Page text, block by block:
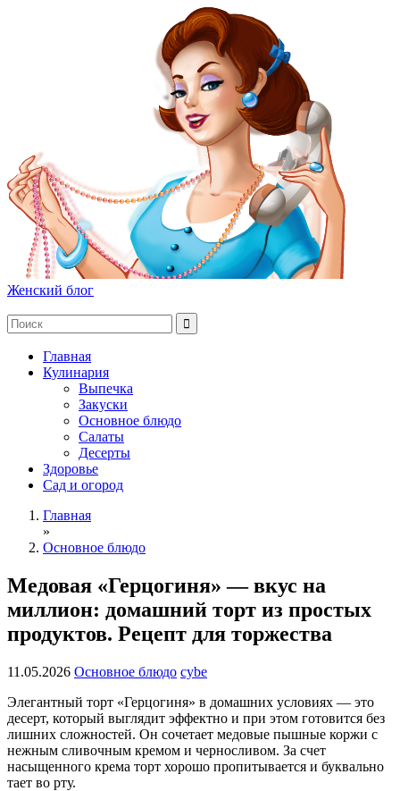
Женский блог
Главная
Кулинария
Выпечка
Закуски
Основное блюдо
Салаты
Десерты
Здоровье
Сад и огород
Главная
»
Основное блюдо
Медовая «Герцогиня» — вкус на
миллион: домашний торт из простых
продуктов. Рецепт для торжества
11.05.2026 Основное блюдо cybe
Элегантный торт «Герцогиня» в домашних условиях — это
десерт, который выглядит эффектно и при этом готовится без
лишних сложностей. Он сочетает медовые пышные коржи с
нежным сливочным кремом и черносливом. За счет
насыщенного крема торт хорошо пропитывается и буквально
тает во рту.